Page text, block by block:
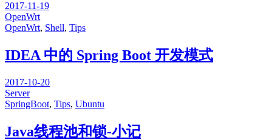
2017-11-19
OpenWrt
OpenWrt, Shell, Tips
IDEA 中的 Spring Boot 开发模式
2017-10-20
Server
SpringBoot, Tips, Ubuntu
Java线程池和锁-小记